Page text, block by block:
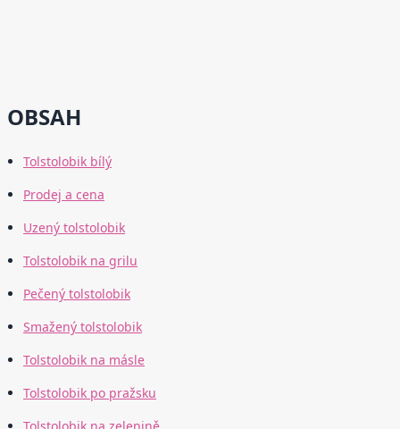
OBSAH
Tolstolobik bílý
Prodej a cena
Uzený tolstolobik
Tolstolobik na grilu
Pečený tolstolobik
Smažený tolstolobik
Tolstolobik na másle
Tolstolobik po pražsku